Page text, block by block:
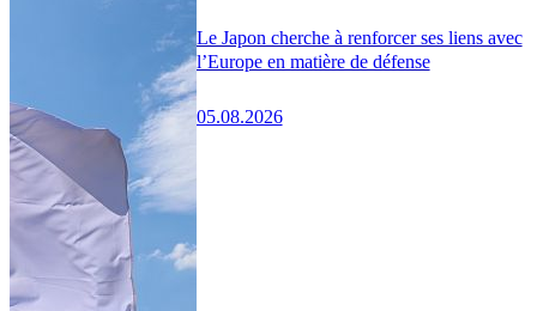
Le Japon cherche à renforcer ses liens avec
l’Europe en matière de défense
05.08.2026